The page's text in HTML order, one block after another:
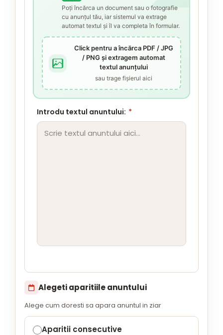
Poți încărca un document sau o fotografie
cu anunțul tău, iar sistemul va extrage
automat textul și îl va completa în formular.
Click pentru a încărca PDF / JPG
/ PNG și extragem automat
textul anunțului
sau trage fișierul aici
Introdu textul anuntului: *
Alegeti aparitiile anuntului
Alege cum doresti sa apara anuntul in ziar
Aparitii consecutive